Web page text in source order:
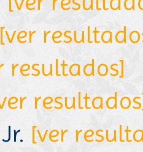
[ver
resultados]
[ver